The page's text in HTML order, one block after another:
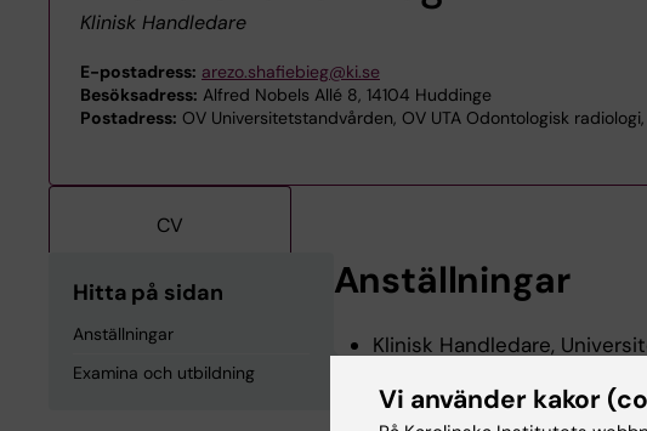
Klinisk Handledare
E-postadress: arezo.shafiebieg@ki.se
Besöksadress: Alfred Nobels Allé 8, 14104 Huddinge
Postadress: OV Universitetstandvården, OV UTA Odontologisk radiologi,
CV
Hitta på sidan
Anställningar
Examina och utbildning
Anställningar
Klinisk Handledare,
Vi använder kakor